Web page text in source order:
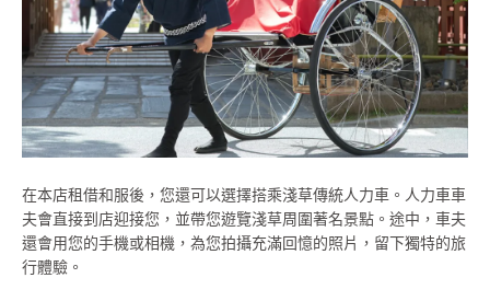
在本店租借和服後，您還可以選擇搭乘淺草傳統人力車。人力車車
夫會直接到店迎接您，並帶您遊覽淺草周圍著名景點。途中，車夫
還會用您的手機或相機，為您拍攝充滿回憶的照片，留下獨特的旅
行體驗。